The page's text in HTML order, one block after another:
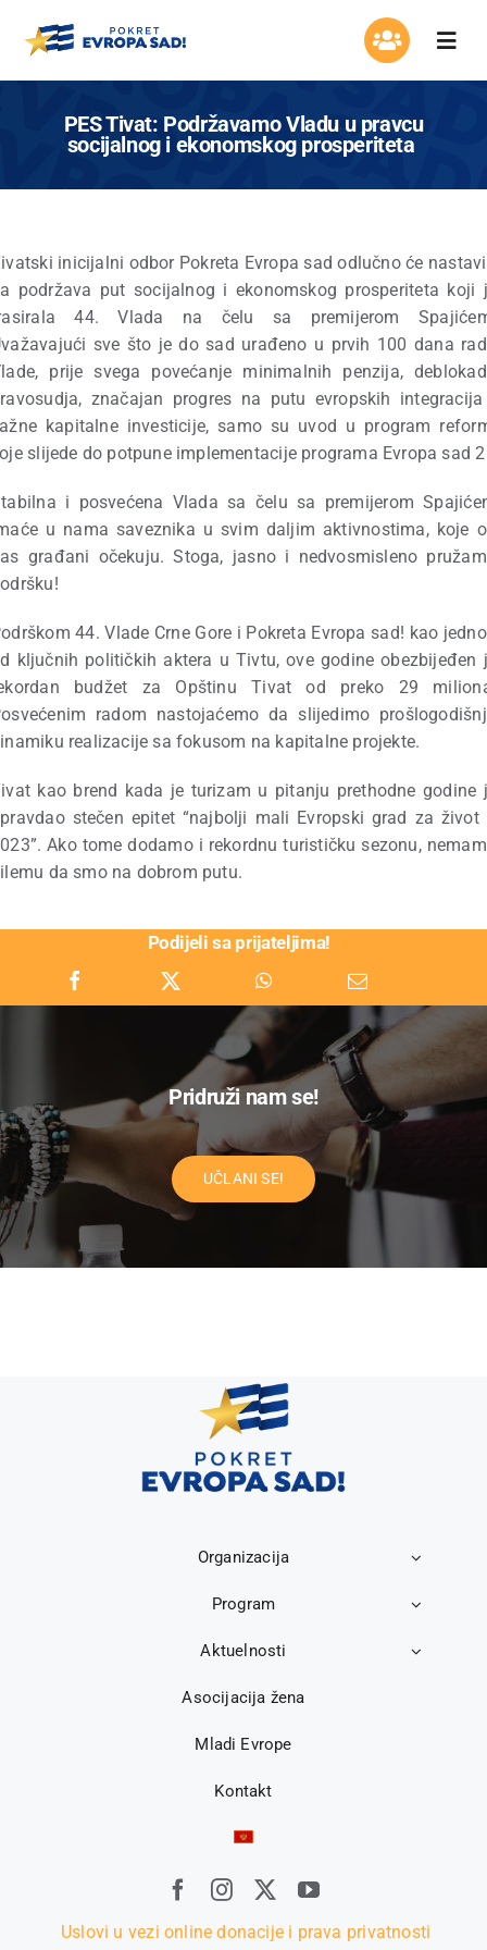
Asocijacija žena
Mladi Evrope
Kontakt
PES Tivat: Podržavamo Vladu u pravcu
socijalnog i ekonomskog prosperiteta
inicijalni odbor Pokreta Evropa sad odlučno će
podržava put socijalnog i ekonomskog prosperiteta koji
44. Vlada na čelu sa premijerom
sve što je do sad urađeno u prvih 100 dana
prije svega povećanje minimalnih penzija,
značajan progres na putu evropskih
kapitalne investicije, samo su uvod u program
slijede do potpune implementacije programa Evropa sad
i posvećena Vlada sa čelu sa premijerom
u nama saveznika u svim daljim aktivnostima, koje
građani očekuju.Stoga, jasno i nedvosmisleno
44. Vlade Crne Gore i Pokreta Evropa sad! kao
ključnih političkih aktera u Tivtu, ove godine obezbijeđen
budžet za Opštinu Tivat od preko 29
radom nastojaćemo da slijedimo
realizacije sa fokusom na kapitalne projekte.
kao brend kada je turizam u pitanju prethodne godine
stečen epitet “najbolji mali Evropski grad za život
Ako tome dodamo i rekordnu turističku sezonu,
da smo na dobrom putu.
Podijeli sa prijateljima!
Pridruži nam se!
UČLANI SE!
Organizacija
Program
Aktuelnosti
Asocijacija žena
Mladi Evrope
Kontakt
Uslovi u vezi online donacije i prava privatnosti